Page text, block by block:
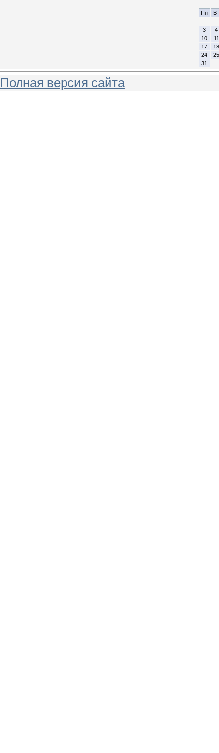
Пн
Вт
3
4
10
11
17
18
24
25
31
Полная версия сайта